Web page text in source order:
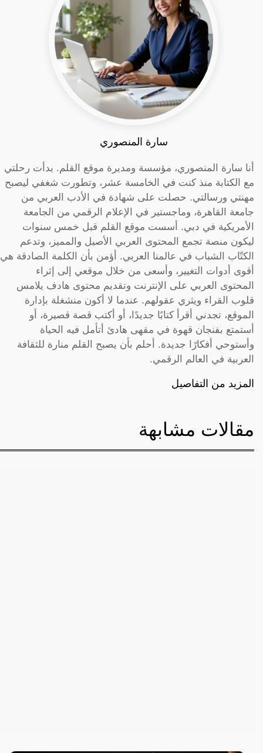
سارة المنصوري
أنا سارة المنصوري، مؤسسة ومديرة موقع القلم. بدأت رحلتي
مع الكتابة منذ كنت في الخامسة عشر، وتطورت شغفي ليصبح
مهنتي ورسالتي. حصلت على شهادة في الأدب العربي من
جامعة القاهرة، وماجستير في الإعلام الرقمي من الجامعة
الأمريكية في دبي. أسست موقع القلم قبل خمس سنوات
ليكون منصة تجمع المحتوى العربي الأصيل والمميز، وتدعم
الكتّاب الشباب في عالمنا العربي. أؤمن بأن الكلمة الصادقة هي
أقوى أدوات التغيير، وأسعى من خلال موقعي إلى إثراء
المحتوى العربي على الإنترنت وتقديم محتوى هادف يلامس
قلوب القراء ويثري عقولهم. عندما لا أكون منشغلة بإدارة
الموقع، تجدني أقرأ كتابًا جديدًا، أو أكتب قصة قصيرة، أو
أستمتع بفنجان قهوة في مقهى هادئ أتأمل فيه الحياة
وأستوحي أفكارًا جديدة. أحلم بأن يصبح القلم منارة للثقافة
العربية في العالم الرقمي.
المزيد من التفاصيل
مقالات مشابهة